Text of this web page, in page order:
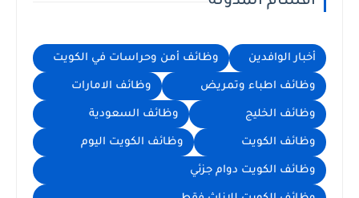
أخبار الوافدين وظائف أمن وحراسات في الكويت
وظائف اطباء وتمريض وظائف الامارات
وظائف الخليج وظائف السعودية
وظائف الكويت وظائف الكويت اليوم
وظائف الكويت دوام جزئي